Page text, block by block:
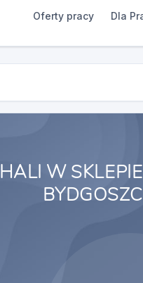
Oferty pracy Dla
W